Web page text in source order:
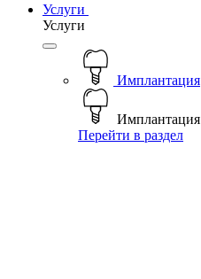
Услуги
Услуги
Имплантация
Имплантация
Перейти в раздел